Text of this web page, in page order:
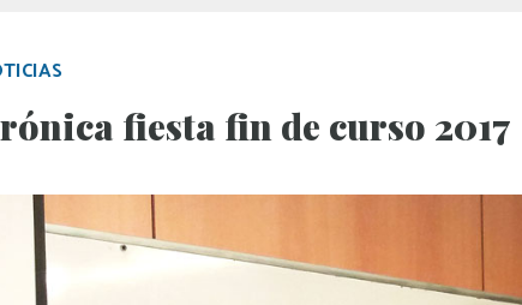
fiesta fin de curso 2017